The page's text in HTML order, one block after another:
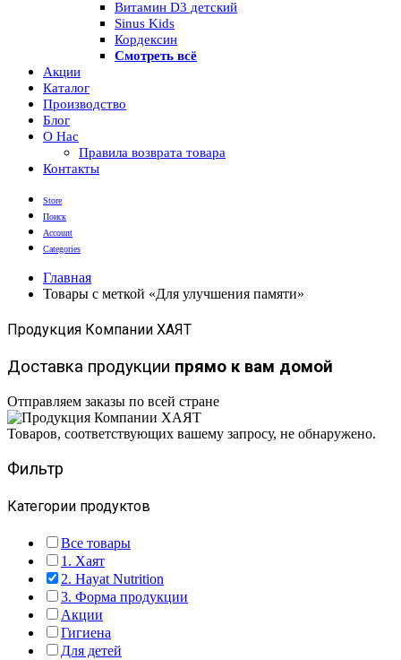
Витамин D3 детский
Sinus Kids
Кордексин
Смотреть всё
Акции
Каталог
Производство
Блог
О Нас
Правила возврата товара
Контакты
Store
Поиск
Account
Categories
Главная
Товары с меткой «Для улучшения памяти»
Продукция Компании ХАЯТ
Доставка продукции прямо к вам домой
Отправляем заказы по всей стране
Товаров, соответствующих вашему запросу, не обнаружено.
Фильтр
Категории продуктов
Все товары
1. Хаят
2. Hayat Nutrition
3. Форма продукции
Акции
Гигиена
Для детей